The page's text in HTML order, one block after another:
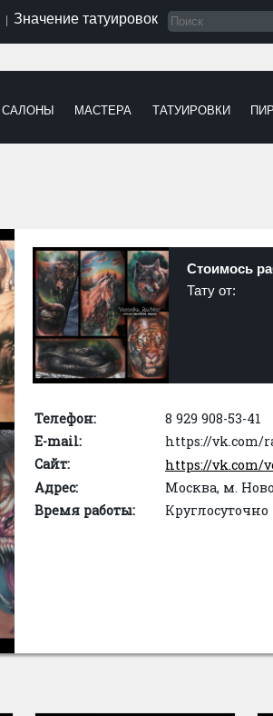
Значение татуировок
САЛОНЫ МАСТЕРА ТАТУИРОВКИ
Стоимось
Тату от:
Телефон:
8 929 908-53-41
E-mail:
https://vk.com/
Сайт:
https://vk.com/
Адрес:
Москва, м.
Время работы:
Круглосуточно